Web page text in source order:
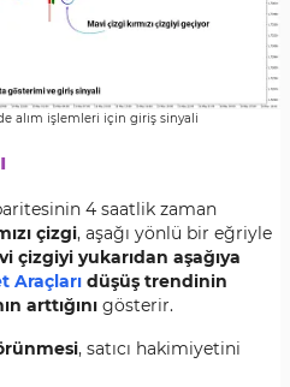
alım işlemleri için giriş sinyali
4 saatlik zaman
çizgi, aşağı yönlü bir eğriyle
çizgiyi yukarıdan aşağıya
Araçları düşüş trendinin
arttığını gösterir.
, satıcı hakimiyetini